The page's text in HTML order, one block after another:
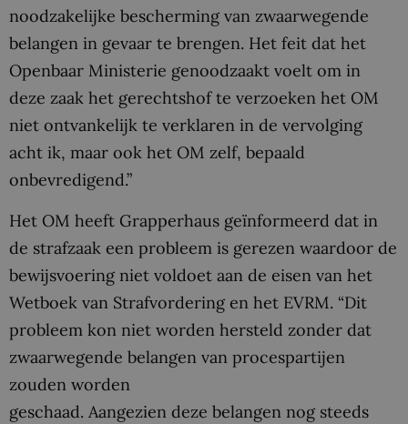
noodzakelijke bescherming van zwaarwegende
belangen in gevaar te brengen. Het feit dat het
Openbaar Ministerie genoodzaakt voelt om in
deze zaak het gerechtshof te verzoeken het OM
niet ontvankelijk te verklaren in de vervolging
acht ik, maar ook het OM zelf, bepaald
onbevredigend.”
Het OM heeft Grapperhaus geïnformeerd dat in
de strafzaak een probleem is gerezen waardoor de
bewijsvoering niet voldoet aan de eisen van het
Wetboek van Strafvordering en het EVRM. “Dit
probleem kon niet worden hersteld zonder dat
zwaarwegende belangen van procespartijen
zouden worden
geschaad. Aangezien deze belangen nog steeds